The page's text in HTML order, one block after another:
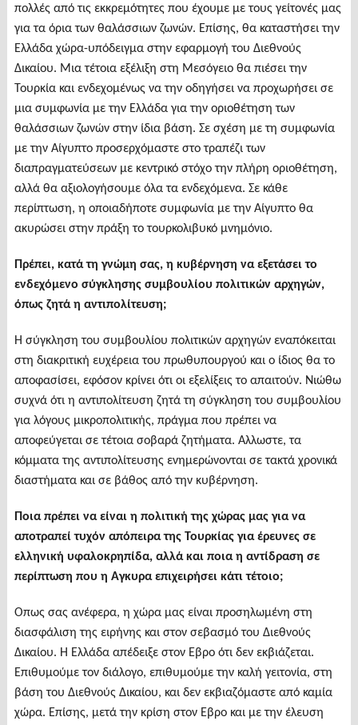
πολλές από τις εκκρεμότητες που έχουμε με τους γείτονές μας
για τα όρια των θαλάσσιων ζωνών. Επίσης, θα καταστήσει την
Ελλάδα χώρα-υπόδειγμα στην εφαρμογή του Διεθνούς
Δικαίου. Μια τέτοια εξέλιξη στη Μεσόγειο θα πιέσει την
Τουρκία και ενδεχομένως να την οδηγήσει να προχωρήσει σε
μια συμφωνία με την Ελλάδα για την οριοθέτηση των
θαλάσσιων ζωνών στην ίδια βάση. Σε σχέση με τη συμφωνία
με την Αίγυπτο προσερχόμαστε στο τραπέζι των
διαπραγματεύσεων με κεντρικό στόχο την πλήρη οριοθέτηση,
αλλά θα αξιολογήσουμε όλα τα ενδεχόμενα. Σε κάθε
περίπτωση, η οποιαδήποτε συμφωνία με την Αίγυπτο θα
ακυρώσει στην πράξη το τουρκολιβυκό μνημόνιο.
Πρέπει, κατά τη γνώμη σας, η κυβέρνηση να εξετάσει το
ενδεχόμενο σύγκλησης συμβουλίου πολιτικών αρχηγών,
όπως ζητά η αντιπολίτευση;
Η σύγκληση του συμβουλίου πολιτικών αρχηγών εναπόκειται
στη διακριτική ευχέρεια του πρωθυπουργού και ο ίδιος θα το
αποφασίσει, εφόσον κρίνει ότι οι εξελίξεις το απαιτούν. Νιώθω
συχνά ότι η αντιπολίτευση ζητά τη σύγκληση του συμβουλίου
για λόγους μικροπολιτικής, πράγμα που πρέπει να
αποφεύγεται σε τέτοια σοβαρά ζητήματα. Aλλωστε, τα
κόμματα της αντιπολίτευσης ενημερώνονται σε τακτά χρονικά
διαστήματα και σε βάθος από την κυβέρνηση.
Ποια πρέπει να είναι η πολιτική της χώρας μας για να
αποτραπεί τυχόν απόπειρα της Τουρκίας για έρευνες σε
ελληνική υφαλοκρηπίδα, αλλά και ποια η αντίδραση σε
περίπτωση που η Aγκυρα επιχειρήσει κάτι τέτοιο;
Oπως σας ανέφερα, η χώρα μας είναι προσηλωμένη στη
διασφάλιση της ειρήνης και στον σεβασμό του Διεθνούς
Δικαίου. Η Ελλάδα απέδειξε στον Εβρο ότι δεν εκβιάζεται.
Επιθυμούμε τον διάλογο, επιθυμούμε την καλή γειτονία, στη
βάση του Διεθνούς Δικαίου, και δεν εκβιαζόμαστε από καμία
χώρα. Επίσης, μετά την κρίση στον Eβρο και με την έλευση